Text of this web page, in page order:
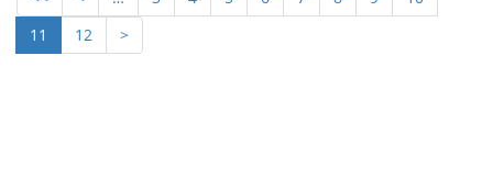
11
12 >